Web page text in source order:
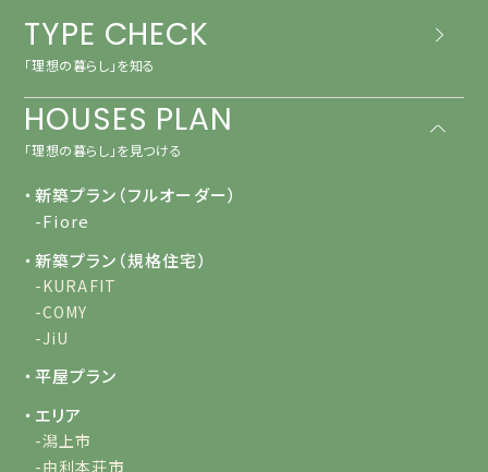
TYPE CHECK
「理想の暮らし」を知る
HOUSES PLAN
「理想の暮らし」を見つける
・新築プラン（フルオーダー）
-Fiore
・新築プラン（規格住宅）
-KURAFIT
-COMY
-JiU
・平屋プラン
・エリア
-潟上市
-由利本荘市